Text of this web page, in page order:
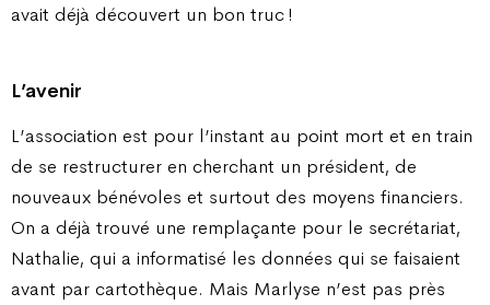
avait déjà découvert un bon truc !
L’avenir
L’association est pour l’instant au point mort et en train
de se restructurer en cherchant un président, de
nouveaux bénévoles et surtout des moyens financiers.
On a déjà trouvé une remplaçante pour le secrétariat,
Nathalie, qui a informatisé les données qui se faisaient
avant par cartothèque. Mais Marlyse n’est pas près